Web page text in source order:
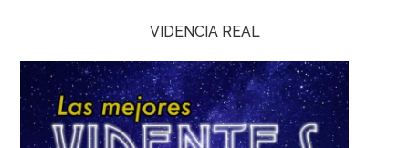
VIDENCIA REAL